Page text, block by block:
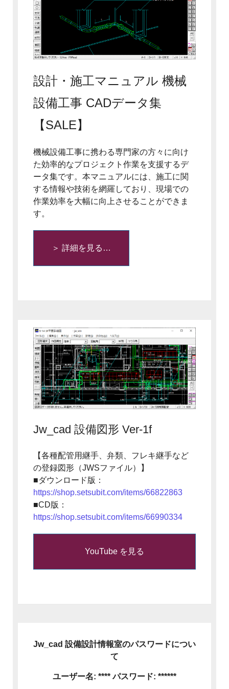
設計・施工マニュアル 機械
設備工事 CADデータ集
【SALE】
機械設備工事に携わる専門家の方々に向け
た効率的なプロジェクト作業を支援するデ
ータ集です。本マニュアルには、施工に関
する情報や技術を網羅しており、現場での
作業効率を大幅に向上させることができま
す。
＞ 詳細を見る…
Jw_cad 設備図形 Ver-1f
【各種配管用継手、弁類、フレキ継手など
の登録図形（JWSファイル）】
■ダウンロード版：
https://shop.setsubit.com/items/66822863
■CD版：
https://shop.setsubit.com/items/66990334
YouTube を見る
Jw_cad 設備設計情報室のパスワードについ
て
ユーザー名: **** パスワード: ******